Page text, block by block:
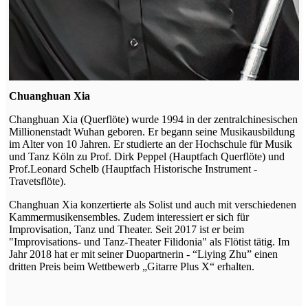
Chuanghuan Xia
Changhuan Xia (Querflöte) wurde 1994 in der zentralchinesischen
Millionenstadt Wuhan geboren. Er begann seine Musikausbildung
im Alter von 10 Jahren. Er studierte an der Hochschule für Musik
und Tanz Köln zu Prof. Dirk Peppel (Hauptfach Querflöte) und
Prof.Leonard Schelb (Hauptfach Historische Instrument -
Travetsflöte).
Changhuan Xia konzertierte als Solist und auch mit verschiedenen
Kammermusikensembles. Zudem interessiert er sich für
Improvisation, Tanz und Theater. Seit 2017 ist er beim
"Improvisations- und Tanz-Theater Filidonia" als Flötist tätig. Im
Jahr 2018 hat er mit seiner Duopartnerin - “Liying Zhu” einen
dritten Preis beim Wettbewerb „Gitarre Plus X“ erhalten.